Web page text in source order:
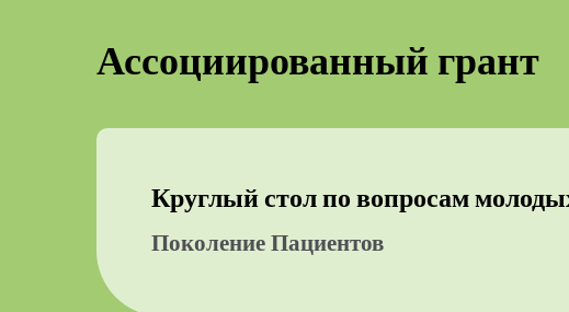
Ассоциированный грант
Круглый стол по вопросам
Поколение Пациентов